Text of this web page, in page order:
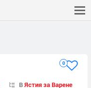
0
ВЯстия за Варене